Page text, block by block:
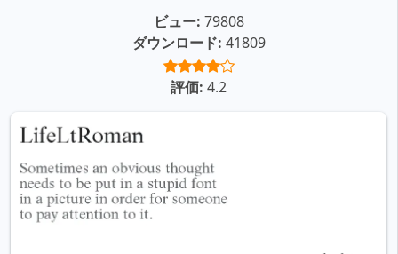
ビュー: 79808
ダウンロード: 41809
評価: 4.2